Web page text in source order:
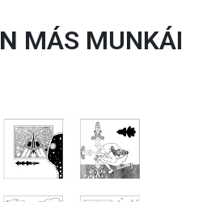
MÁS MUNKÁI